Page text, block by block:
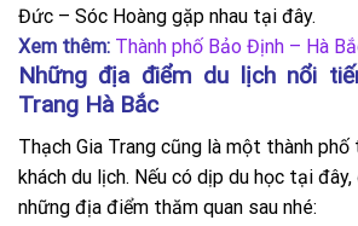
Đức – Sóc Hoàng gặp nhau tại đây.
Xem thêm: Thành phố Bảo Định – Hà
Những địa điểm du lịch nổi
Trang Hà Bắc
Thạch Gia Trang cũng là một thành
khách du lịch. Nếu có dịp du học tại
những địa điểm thăm quan sau nhé: